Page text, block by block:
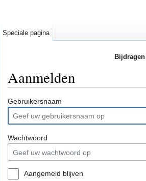
Aanmelden
Gebruikersnaam
Wachtwoord
Aangemeld blijven
Speciale pagina